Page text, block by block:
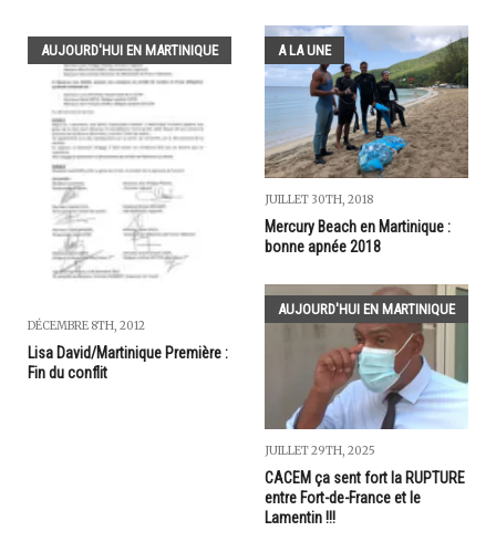
AUJOURD'HUI EN MARTINIQUE
DÉCEMBRE 8TH, 2012
Lisa David/Martinique Première :
Fin du conflit
A LA UNE
JUILLET 30TH, 2018
Mercury Beach en Martinique :
bonne apnée 2018
AUJOURD'HUI EN MARTINIQUE
JUILLET 29TH, 2025
CACEM ça sent fort la RUPTURE
entre Fort-de-France et le
Lamentin !!!